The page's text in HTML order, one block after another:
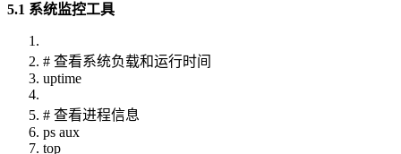
5.1 系统监控工具
# 查看系统负载和运行时间
uptime
# 查看进程信息
ps aux
top